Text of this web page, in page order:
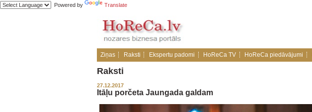
Powered by Translate
Ziņas Raksti Ekspertu padomi HoReCa TV HoReCa piedāvājumi
Raksti
27.12.2017
Itāļu porčeta Jaungada galdam